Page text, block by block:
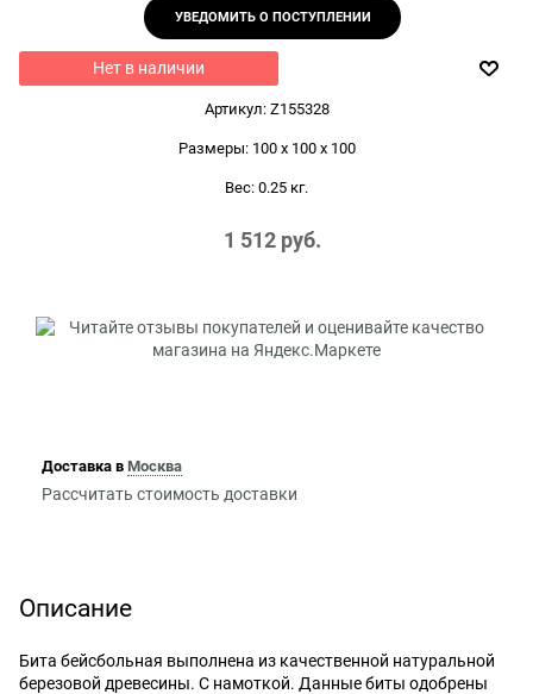
УВЕДОМИТЬ О ПОСТУПЛЕНИИ
Нет в наличии
Артикул: Z155328
Размеры: 100 x 100 x 100
Вес: 0.25 кг.
1 512 руб.
Доставка в Москва
Рассчитать стоимость доставки
Описание
Бита бейсбольная выполнена из качественной натуральной
березовой древесины. С намоткой. Данные биты одобрены